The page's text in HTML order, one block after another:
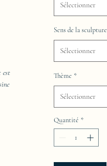
est
Sélectionner
Sens de la sculpture
Sélectionner
Thème *
Sélectionner
Quantité *